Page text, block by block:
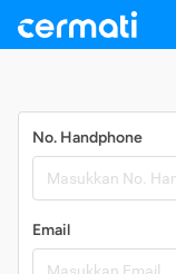
No. Handphone
Email